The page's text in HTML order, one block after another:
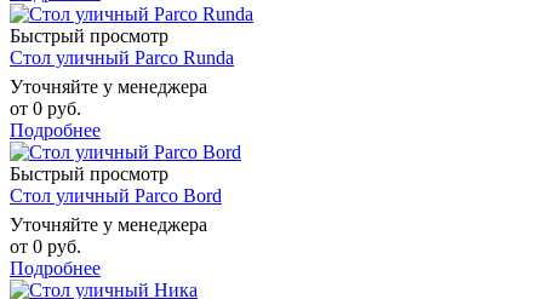
Быстрый просмотр
Стол уличный Parco Runda
Уточняйте у менеджера
от 0 руб.
Подробнее
Быстрый просмотр
Стол уличный Parco Bord
Уточняйте у менеджера
от 0 руб.
Подробнее